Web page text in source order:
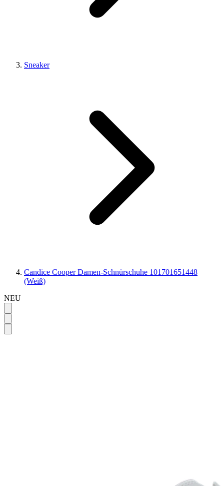
Sneaker
Candice Cooper Damen-Schnürschuhe 101701651448
(Weiß)
NEU